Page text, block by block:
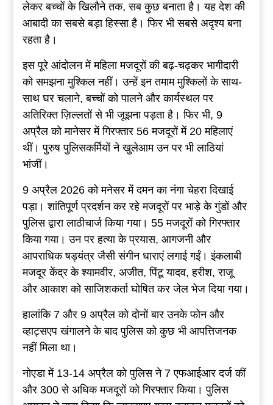
लेकर बच्चों के खिलौने तक, सब कुछ बनाता है। यह देश की
आबादी का सबसे बड़ा हिस्सा है। फिर भी सबसे अदृश्य बना
रहता है।
इस पूरे आंदोलन में महिला मजदूरों की बढ़-चढ़कर भागीदारी
को समझना मुश्किल नहीं। उन्हें इन तमाम मुश्किलों के साथ-
साथ घर चलाने, बच्चों को पालने और कार्यस्थल पर
अतिरिक्त ज़िल्लतों से भी जूझना पड़ता है। फिर भी, 9
अप्रैल को मानेसर में गिरफ्तार 56 मजदूरों में 20 महिलाएं
थीं। पुरुष पुलिसकर्मियों ने खुलेआम उन पर भी लाठियां
भांजीं।
9 अप्रैल 2026 को मनेसर में दमन का नंगा चेहरा दिखाई
पड़ा। शांतिपूर्ण प्रदर्शन कर रहे मजदूरों पर भाड़े के गुंडों और
पुलिस द्वारा लाठीचार्ज किया गया। 55 मजदूरों को गिरफ्तार
किया गया। उन पर हत्या के प्रयास, आगजनी और
आपराधिक षड्यंत्र जैसी संगीन धाराएं लगाई गईं। इंकलाबी
मजदूर केंद्र के श्यामवीर, अजीत, पिंटू यादव, हरीश, राजू
और आकाश को साजिशकर्ता घोषित कर जेल भेज दिया गया।
हालांकि 7 और 9 अप्रैल को दोनों बार उनके फोन और
व्हाट्सएप खंगालने के बाद पुलिस को कुछ भी आपत्तिजनक
नहीं मिला था।
नोएडा में 13-14 अप्रैल को पुलिस ने 7 एफआईआर दर्ज कीं
और 300 से अधिक मजदूरों को गिरफ्तार किया। पुलिस